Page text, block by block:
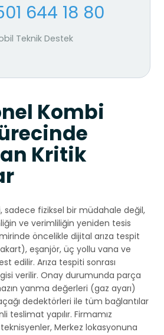
644 18 80
Teknik Destek
Kombi
Kritik
sadece fiziksel bir müdahale değil,
ve verimliliğin yeniden tesis
öncelikle dijital arıza tespit
eşanjör, üç yollu vana ve
edilir. Arıza tespiti sonrası
verilir. Onay durumunda parça
yanma değerleri (gaz ayarı)
dedektörleri ile tüm bağlantılar
teslimat yapılır. Firmamız
Merkez lokasyonuna